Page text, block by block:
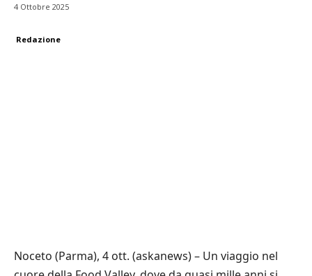
4 Ottobre 2025
Redazione
Noceto (Parma), 4 ott. (askanews) – Un viaggio nel